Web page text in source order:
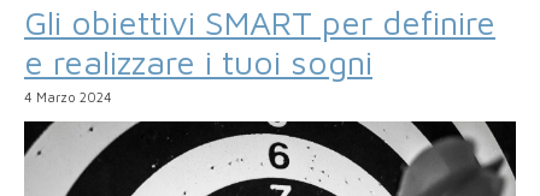
Gli obiettivi SMART per definire
e realizzare i tuoi sogni
4 Marzo 2024